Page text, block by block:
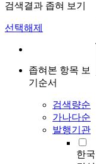
검색결과 좁혀 보기
선택해제
좁혀본 항목 보
기순서
검색량순
가나다순
발행기관
한국